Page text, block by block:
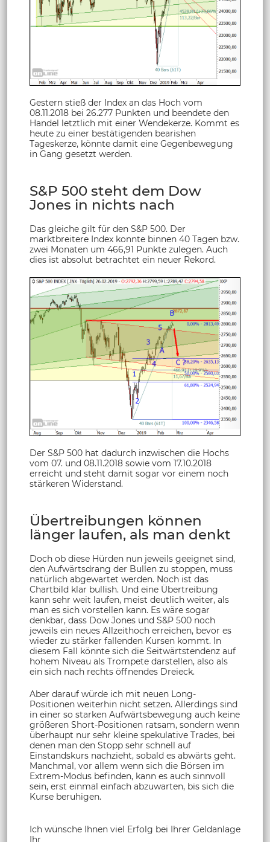
Gestern stieß der Index an das Hoch vom
08.11.2018 bei 26.277 Punkten und beendete den
Handel letztlich mit einer Wendekerze. Kommt es
heute zu einer bestätigenden bearishen
Tageskerze, könnte damit eine Gegenbewegung
in Gang gesetzt werden.
S&P 500 steht dem Dow
Jones in nichts nach
Das gleiche gilt für den S&P 500. Der
marktbreitere Index konnte binnen 40 Tagen bzw.
zwei Monaten um 466,91 Punkte zulegen. Auch
dies ist absolut betrachtet ein neuer Rekord.
Der S&P 500 hat dadurch inzwischen die Hochs
vom 07. und 08.11.2018 sowie vom 17.10.2018
erreicht und steht damit sogar vor einem noch
stärkeren Widerstand.
Übertreibungen können
länger laufen, als man denkt
Doch ob diese Hürden nun jeweils geeignet sind,
den Aufwärtsdrang der Bullen zu stoppen, muss
natürlich abgewartet werden. Noch ist das
Chartbild klar bullish. Und eine Übertreibung
kann sehr weit laufen, meist deutlich weiter, als
man es sich vorstellen kann. Es wäre sogar
denkbar, dass Dow Jones und S&P 500 noch
jeweils ein neues Allzeithoch erreichen, bevor es
wieder zu stärker fallenden Kursen kommt. In
diesem Fall könnte sich die Seitwärtstendenz auf
hohem Niveau als Trompete darstellen, also als
ein sich nach rechts öffnendes Dreieck.
Aber darauf würde ich mit neuen Long-
Positionen weiterhin nicht setzen. Allerdings sind
in einer so starken Aufwärtsbewegung auch keine
größeren Short-Positionen ratsam, sondern wenn
überhaupt nur sehr kleine spekulative Trades, bei
denen man den Stopp sehr schnell auf
Einstandskurs nachzieht, sobald es abwärts geht.
Manchmal, vor allem wenn sich die Börsen im
Extrem-Modus befinden, kann es auch sinnvoll
sein, erst einmal einfach abzuwarten, bis sich die
Kurse beruhigen.
Ich wünsche Ihnen viel Erfolg bei Ihrer Geldanlage
Ihr